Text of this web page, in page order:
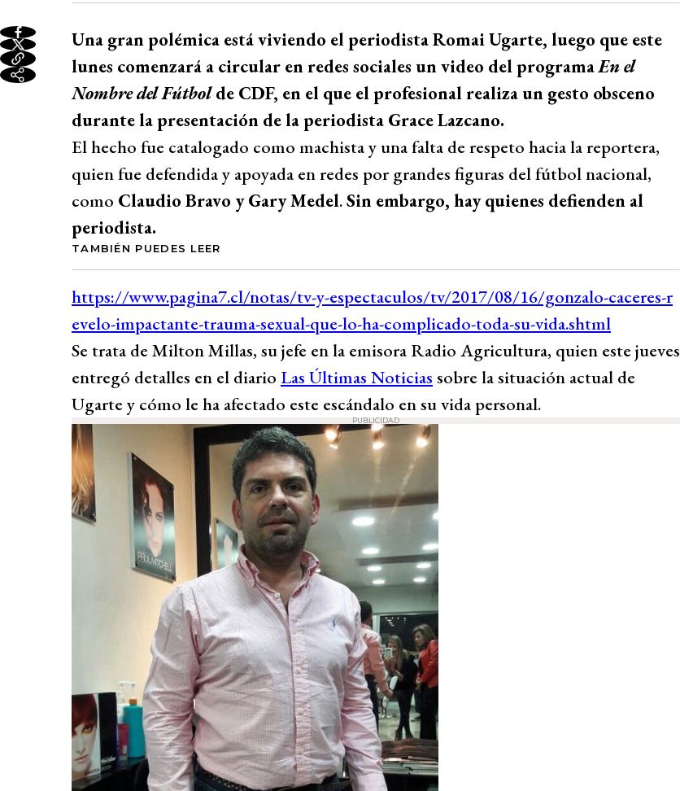
Una gran polémica está viviendo el periodista Romai Ugarte, luego que este
lunes comenzará a circular en redes sociales un video del programaEn el
Nombre del Fútbolde CDF, en el que el profesional realiza un gesto obsceno
durante la presentación de la periodista Grace Lazcano.
El hecho fue catalogado como machista y una falta de respeto hacia la reportera,
quien fue defendida y apoyada en redes por grandes figuras del fútbol nacional,
como Claudio Bravo y Gary Medel.Sin embargo, hay quienes defienden al
periodista.
TAMBIÉN PUEDES LEER
Se trata de Milton Millas, su jefe en la emisora Radio Agricultura, quien este jueves
entregó detalles en el diario Las Últimas Noticias sobre la situación actual de
Ugarte y cómo le ha afectado este escándalo en su vida personal.
PUBLICIDAD